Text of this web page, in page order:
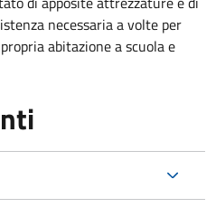
necessaria a volte per
abitazione a scuola e